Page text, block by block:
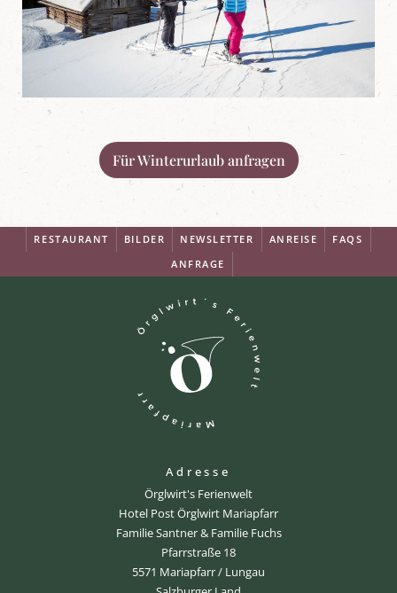
Für Winterurlaub anfragen
RESTAURANT BILDER NEWSLETTER ANREISE
FAQS
ANFRAGE
Adresse
Örglwirt's Ferienwelt
Hotel Post Örglwirt Mariapfarr
Familie Santner & Familie Fuchs
Pfarrstraße 18
5571 Mariapfarr / Lungau